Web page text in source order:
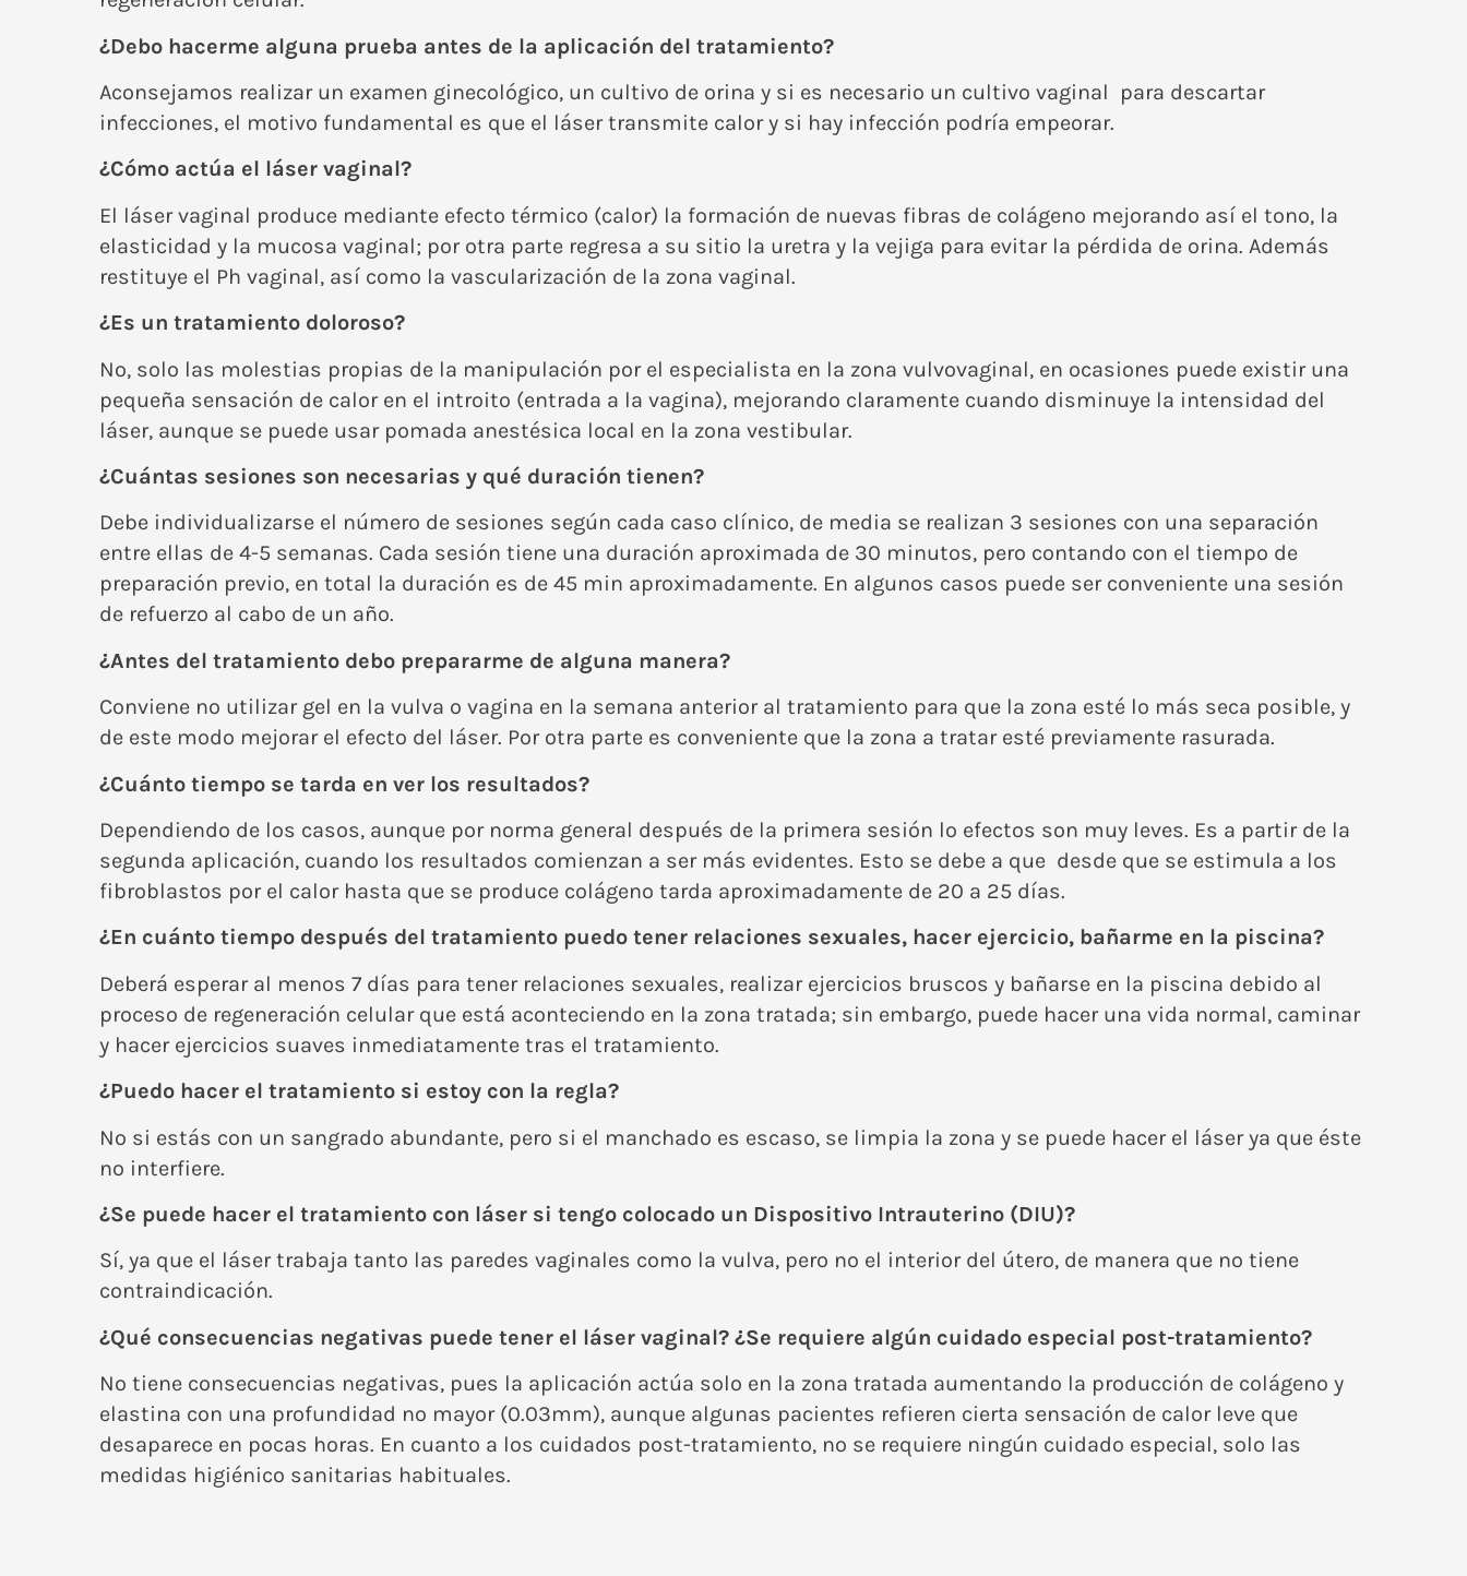
¿Debo hacerme alguna prueba antes de la aplicación del tratamiento?
Aconsejamos realizar un examen ginecológico, un cultivo de orina y si es necesario un cultivo vaginal para descartar
infecciones, el motivo fundamental es que el láser transmite calor y si hay infección podría empeorar.
¿Cómo actúa el láser vaginal?
El láser vaginal produce mediante efecto térmico (calor) la formación de nuevas fibras de colágeno mejorando así el tono, la
elasticidad y la mucosa vaginal; por otra parte regresa a su sitio la uretra y la vejiga para evitar la pérdida de orina. Además
restituye el Ph vaginal, así como la vascularización de la zona vaginal.
¿Es un tratamiento doloroso?
No, solo las molestias propias de la manipulación por el especialista en la zona vulvovaginal, en ocasiones puede existir una
pequeña sensación de calor en el introito (entrada a la vagina), mejorando claramente cuando disminuye la intensidad del
láser, aunque se puede usar pomada anestésica local en la zona vestibular.
¿Cuántas sesiones son necesarias y qué duración tienen?
Debe individualizarse el número de sesiones según cada caso clínico, de media se realizan 3 sesiones con una separación
entre ellas de 4-5 semanas. Cada sesión tiene una duración aproximada de 30 minutos, pero contando con el tiempo de
preparación previo, en total la duración es de 45 min aproximadamente. En algunos casos puede ser conveniente una sesión
de refuerzo al cabo de un año.
¿Antes del tratamiento debo prepararme de alguna manera?
Conviene no utilizar gel en la vulva o vagina en la semana anterior al tratamiento para que la zona esté lo más seca posible, y
de este modo mejorar el efecto del láser. Por otra parte es conveniente que la zona a tratar esté previamente rasurada.
¿Cuánto tiempo se tarda en ver los resultados?
Dependiendo de los casos, aunque por norma general después de la primera sesión lo efectos son muy leves. Es a partir de la
segunda aplicación, cuando los resultados comienzan a ser más evidentes. Esto se debe a que desde que se estimula a los
fibroblastos por el calor hasta que se produce colágeno tarda aproximadamente de 20 a 25 días.
¿En cuánto tiempo después del tratamiento puedo tener relaciones sexuales, hacer ejercicio, bañarme en la piscina?
Deberá esperar al menos 7 días para tener relaciones sexuales, realizar ejercicios bruscos y bañarse en la piscina debido al
proceso de regeneración celular que está aconteciendo en la zona tratada; sin embargo, puede hacer una vida normal, caminar
y hacer ejercicios suaves inmediatamente tras el tratamiento.
¿Puedo hacer el tratamiento si estoy con la regla?
No si estás con un sangrado abundante, pero si el manchado es escaso, se limpia la zona y se puede hacer el láser ya que éste
no interfiere.
¿Se puede hacer el tratamiento con láser si tengo colocado un Dispositivo Intrauterino (DIU)?
Sí, ya que el láser trabaja tanto las paredes vaginales como la vulva, pero no el interior del útero, de manera que no tiene
contraindicación.
¿Qué consecuencias negativas puede tener el láser vaginal? ¿Se requiere algún cuidado especial post-tratamiento?
No tiene consecuencias negativas, pues la aplicación actúa solo en la zona tratada aumentando la producción de colágeno y
elastina con una profundidad no mayor (0.03mm), aunque algunas pacientes refieren cierta sensación de calor leve que
desaparece en pocas horas. En cuanto a los cuidados post-tratamiento, no se requiere ningún cuidado especial, solo las
medidas higiénico sanitarias habituales.